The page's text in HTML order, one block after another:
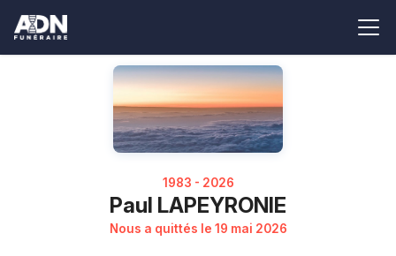
1983 - 2026
Paul LAPEYRONIE
Nous a quittés le 19 mai 2026